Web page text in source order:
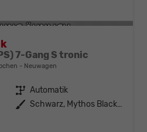
7-Gang S tronic
Neuwagen
Getriebe Automatik
Außenfarbe
Schwarz, Mythos Black (0E0E)